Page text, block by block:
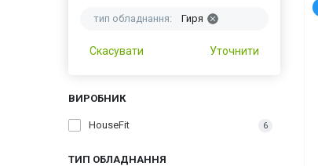
тип обладнання: Гиря
Скасувати Уточнити
ВИРОБНИК
HouseFit 6
ТИП ОБЛАДНАННЯ